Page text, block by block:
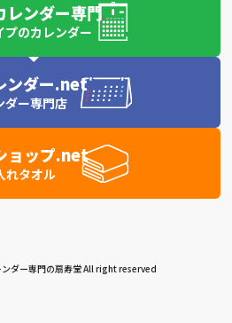
レンダー専門
プのカレンダー
ンダー.net
ダー専門店
ョップ.net
れタオル
ダー専門の扇寿堂 All right reserved